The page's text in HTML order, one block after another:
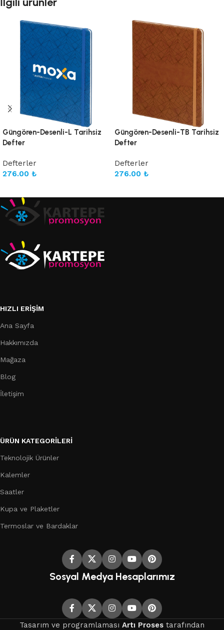
Güngören-Desenli-L Tarihsiz
Defter
Defterler
276.00 ₺
Güngören-Desenli-TB Tarihsiz
Defter
Defterler
276.00 ₺
HIZLI ERIŞIM
Ana Sayfa
Hakkımızda
Mağaza
Blog
İletişim
ÜRÜN KATEGORILERI
Teknolojik Ürünler
Kalemler
Saatler
Kupa ve Plaketler
Termoslar ve Bardaklar
Sosyal Medya Hesaplarımız
Tasarım ve programlaması Artı Proses tarafından